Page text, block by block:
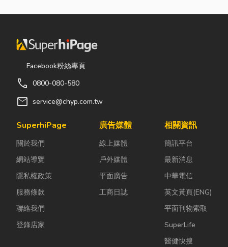
使在使用的期間，有任
我們都能於第一時間為
您排 解任何問題。
最高效率為每位客人服
燈』有經驗豐富的團
隊，服務 品質要求第
一的原故，因此，整體
顧客所能得到最完善售
後服務與保障自然不在
話下。 我們努力著
的生活帶來更優質的選
Facebook粉絲專頁
call 0800-080-580
mail service@chyp.com.tw
SuperhiPage
關於我們
網站導覽
隱私權政策
服務條款
聯絡我們
登錄店家
廣告媒體
線上媒體
戶外媒體
平面廣告
工商日誌
相關資訊
簡訊平台
最新消息
中華電信
英文黃頁(ENG)
平面刊物索取
SuperLife
醫健快搜